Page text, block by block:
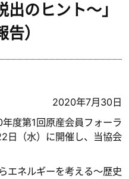
のヒント～」
）
2020年7月30日
度第1回原産会員フォーラ
日（水）に開催し、当協会
エネルギーを考える～歴史